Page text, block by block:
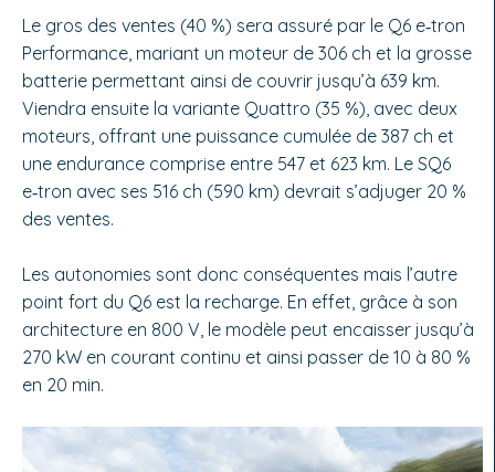
Le gros des ventes (40 %) sera assuré par le Q6 e‑tron
Performance, mariant un moteur de 306 ch et la grosse
batterie permettant ainsi de couvrir jusqu’à 639 km.
Viendra ensuite la variante Quattro (35 %), avec deux
moteurs, offrant une puissance cumulée de 387 ch et
une en­durance comprise entre 547 et 623 km. Le SQ6
e‑tron avec ses 516 ch (590 km) devrait s’adjuger 20 %
des ventes.
Les au­tonomies sont donc conséquentes mais l’autre
point fort du Q6 est la recharge. En effet, grâce à son
architecture en 800 V, le modèle peut encaisser jusqu’à
270 kW en courant continu et ainsi passer de 10 à 80 %
en 20 min.